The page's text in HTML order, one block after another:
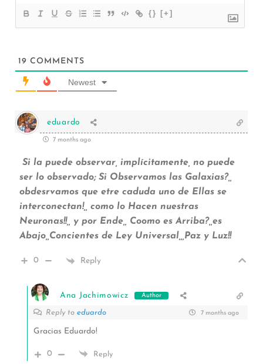
{} [+]
19 COMMENTS
Newest
eduardo
7 months ago
Si la puede observar, implícitamente, no puede
ser lo observado; Si Observamos las Galaxias?,,
obdesrvamos que etre caduda uno de Ellas se
interconectan!,, como lo Hacen nuestras
Neuronas!!,, y por Ende,, Coomo es Arriba?,,es
Abajo,,Concientes de Ley Universal,,,Paz y Luz!!
0 Reply
Ana Jachimowicz Author
Reply to eduardo 7 months ago
Gracias Eduardo!
0 Reply